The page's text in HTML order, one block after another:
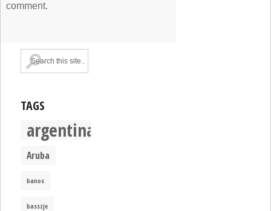
comment.
TAGS
argentina
Aruba
banos
basszje